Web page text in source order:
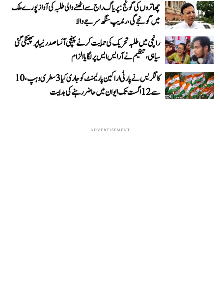
چھاتروں کی گونج: پریاگ راج سے اٹھنے والی طلبہ کی آواز پورے ملک
میں گونجے گی، رندیپ سنگھ سرجے والا
رانچی میں طلبہ تحریک کی حمایت کرنے پہنچی آئسا صدر نیہا پر پھینکی گئی
سیاہی، تنظیم نے آر ایس ایس پر لگایا الزام
کانگریس نے پارٹی اراکین پارلیمنٹ کو جاری کیا 3 سطری وہپ، 10
سے 12 اگست تک ایوان میں حاضر رہنے کی ہدایت
ADVERTISEMENT